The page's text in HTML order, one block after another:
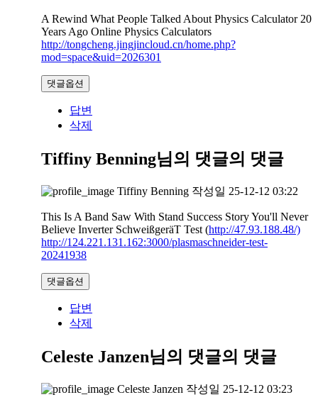
A Rewind What People Talked About Physics Calculator 20
Years Ago Online Physics Calculators
http://tongcheng.jingjincloud.cn/home.php?
mod=space&uid=2026301
댓글옵션
답변
삭제
Tiffiny Benning님의 댓글의 댓글
Tiffiny Benning 작성일 25-12-12 03:22
This Is A Band Saw With Stand Success Story You'll Never
Believe Inverter SchweißgeräT Test (http://47.93.188.48/)
http://124.221.131.162:3000/plasmaschneider-test-
20241938
댓글옵션
답변
삭제
Celeste Janzen님의 댓글의 댓글
Celeste Janzen 작성일 25-12-12 03:23